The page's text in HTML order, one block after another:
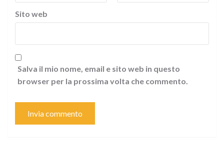
Sito web
Salva il mio nome, email e sito web in questo
browser per la prossima volta che commento.